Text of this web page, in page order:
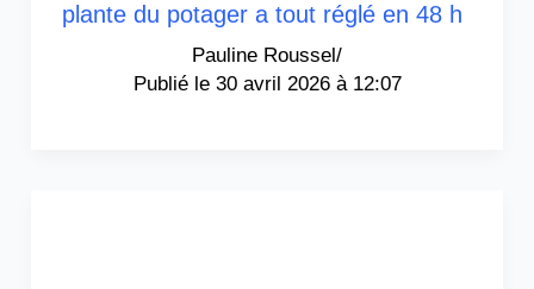
plante du potager a tout réglé en 48 h
Pauline Roussel/
30 avril 2026 à 12:07